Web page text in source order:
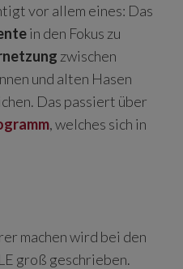
vor allem eines: Das
in den Fokus zu
zwischen
und alten Hasen
Das passiert über
, welches sich in
machen wird bei den
groß geschrieben.